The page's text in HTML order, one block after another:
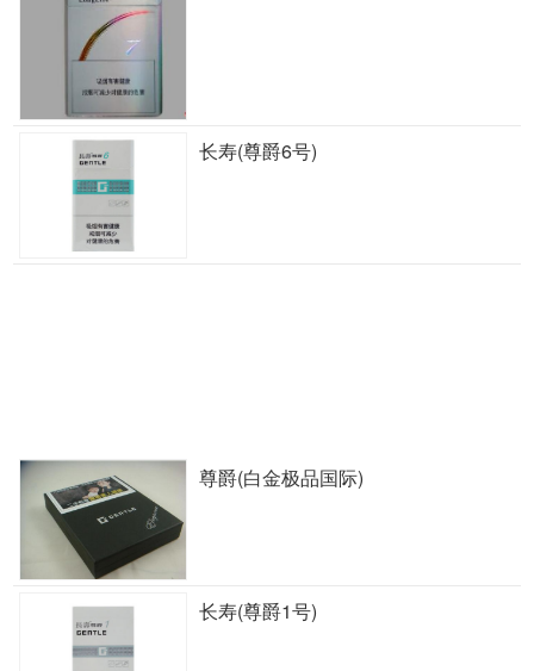
长寿(尊爵6号)
尊爵(白金极品国际)
长寿(尊爵1号)